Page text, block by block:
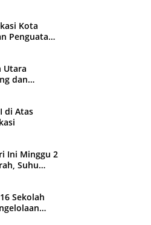
Kota
Penguatan
Utara
dan
di Atas
Ini Minggu 2
Suhu
Sekolah